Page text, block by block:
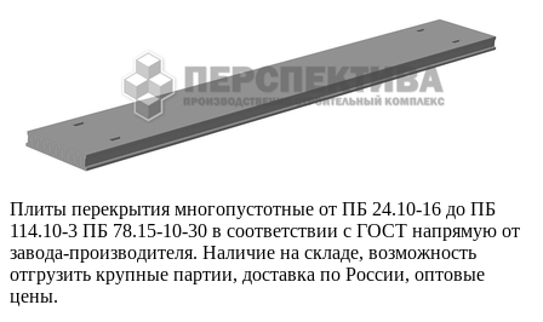
Плиты перекрытия многопустотные от ПБ 24.10-16 до ПБ
114.10-3 ПБ 78.15-10-30 в соответствии с ГОСТ напрямую от
завода-производителя. Наличие на складе, возможность
отгрузить крупные партии, доставка по России, оптовые
цены.